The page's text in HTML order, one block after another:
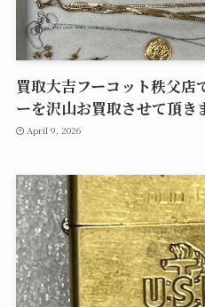
買取大吉フーコット秩父店
ーを沢山お買取させて頂き
April 9, 2026